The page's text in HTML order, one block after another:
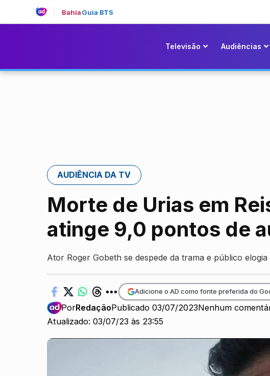
BahiaGuia BTS
Televisão Audiências
AUDIÊNCIA DA TV
Morte de Urias em
atinge 9,0 pontos de
Ator Roger Gobeth se despede da trama e público elogia
Atualizado: 03/07/23 às 23:55
PorRedaçãoPublicado 03/07/2023Nenhum
Adicione o AD como fonte preferida do